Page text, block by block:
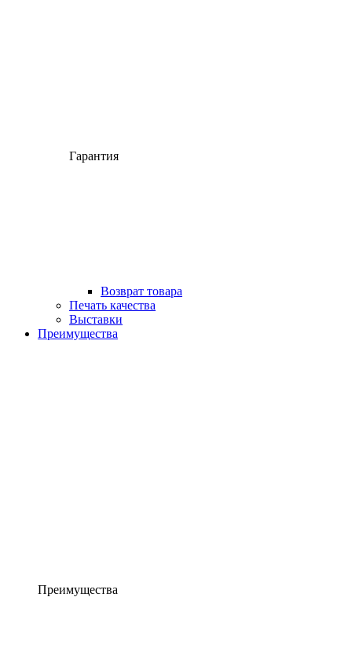
Гарантия
Возврат товара
Печать качества
Выставки
Преимущества
Преимущества